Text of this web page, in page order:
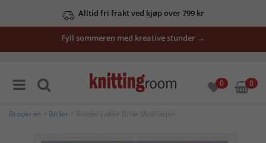
Alltid fri frakt ved kjøp over 799 kr
Fyll sommeren med kreative stunder →
0 0
Broderier Bilder > Broderipakke Bilde Meditasjon